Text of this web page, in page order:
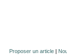
Proposer un article